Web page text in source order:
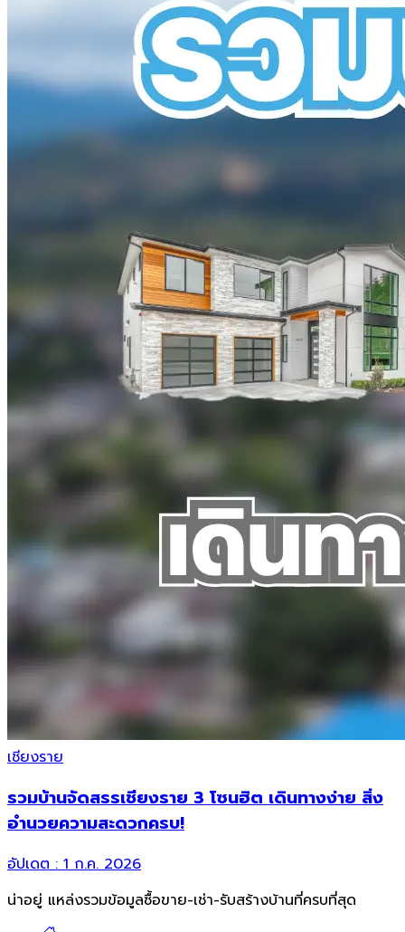
เชียงราย
รวมบ้านจัดสรรเชียงราย 3 โซนฮิต เดินทางง่าย สิ่ง
อำนวยความสะดวกครบ!
อัปเดต : 1 ก.ค. 2026
น่าอยู่ แหล่งรวมข้อมูลซื้อขาย-เช่า-รับสร้างบ้านที่ครบที่สุด